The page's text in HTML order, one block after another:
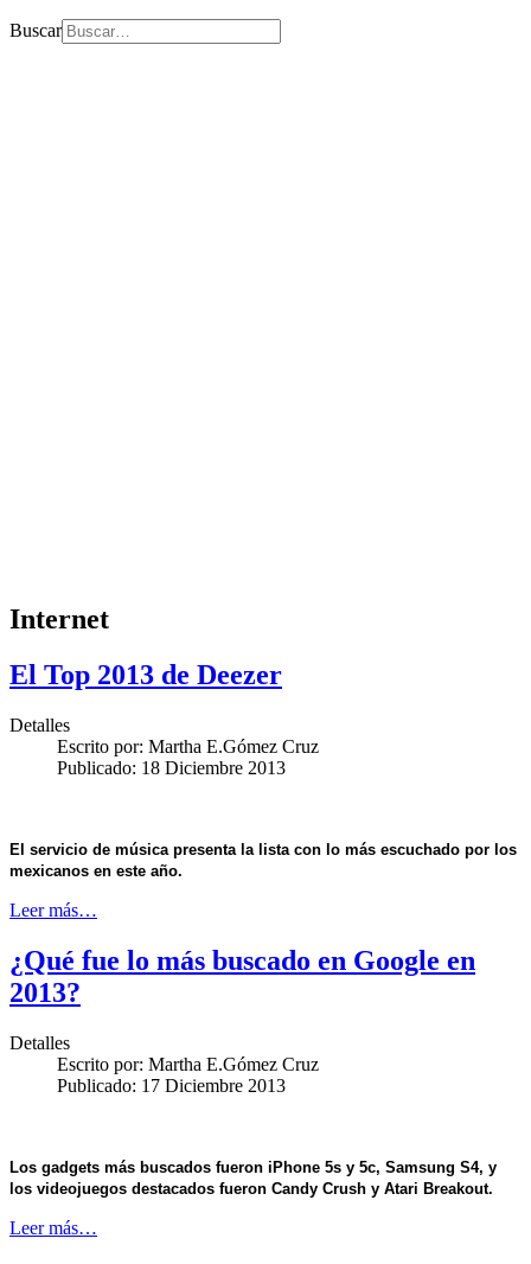
Buscar
Internet
El Top 2013 de Deezer
Detalles
Escrito por: Martha E.Gómez Cruz
Publicado: 18 Diciembre 2013
El servicio de música presenta la lista con lo más escuchado por los
mexicanos en este año.
Leer más…
¿Qué fue lo más buscado en Google en
2013?
Detalles
Escrito por: Martha E.Gómez Cruz
Publicado: 17 Diciembre 2013
Los gadgets más buscados fueron iPhone 5s y 5c, Samsung S4, y
los videojuegos destacados fueron Candy Crush y Atari Breakout.
Leer más…